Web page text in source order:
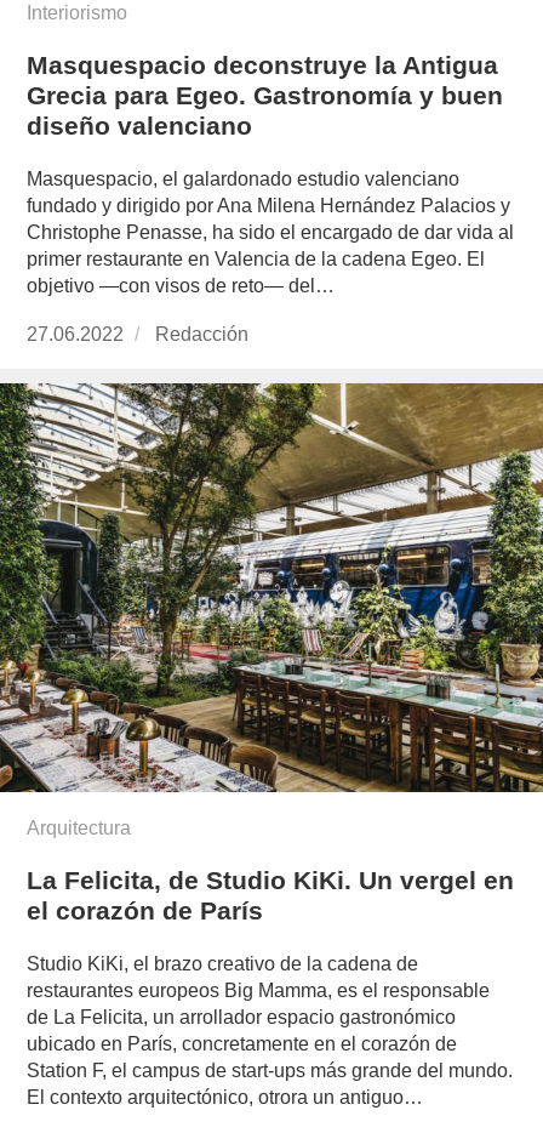
Interiorismo
Masquespacio deconstruye la Antigua
Grecia para Egeo. Gastronomía y buen
diseño valenciano
Masquespacio, el galardonado estudio valenciano
fundado y dirigido por Ana Milena Hernández Palacios y
Christophe Penasse, ha sido el encargado de dar vida al
primer restaurante en Valencia de la cadena Egeo. El
objetivo —con visos de reto— del…
Publicado
27.06.2022 https://www.experimenta.es/author/redaccion/
Redacción
Arquitectura
La Felicita, de Studio KiKi. Un vergel en
el corazón de París
Studio KiKi, el brazo creativo de la cadena de
restaurantes europeos Big Mamma, es el responsable
de La Felicita, un arrollador espacio gastronómico
ubicado en París, concretamente en el corazón de
Station F, el campus de start-ups más grande del mundo.
El contexto arquitectónico, otrora un antiguo…